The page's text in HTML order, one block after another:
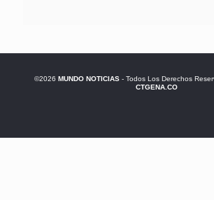
©2026 MUNDO NOTICIAS- Todos Los Derechos
CTGENA.CO